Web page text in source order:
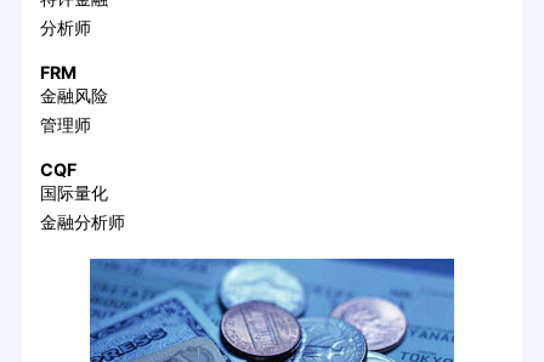
分析师
FRM
金融风险
管理师
CQF
国际量化
金融分析师